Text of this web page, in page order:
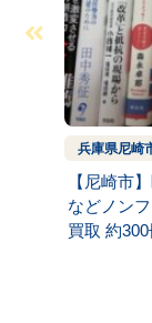
兵庫県尼崎
【尼崎市
などノン
買取 約